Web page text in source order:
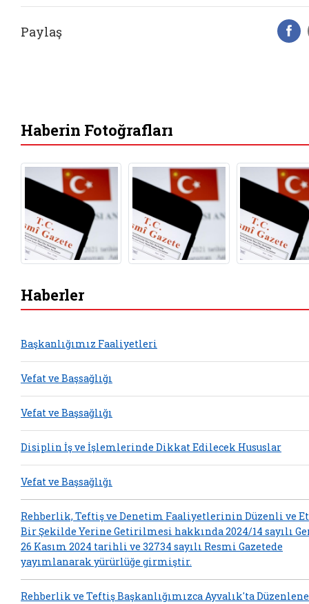
Paylaş
Haberin Fotoğrafları
Haberler
Başkanlığımız Faaliyetleri
Vefat ve Başsağlığı
Vefat ve Başsağlığı
Disiplin İş ve İşlemlerinde Dikkat Edilecek Hususlar
Vefat ve Başsağlığı
Rehberlik, Teftiş ve Denetim Faaliyetlerinin Düzenli ve
Bir Şekilde Yerine Getirilmesi hakkında 2024/14 sayılı
26 Kasım 2024 tarihli ve 32734 sayılı Resmi Gazetede
yayımlanarak yürürlüğe girmiştir.
Rehberlik ve Teftiş Başkanlığımızca Ayvalık'ta